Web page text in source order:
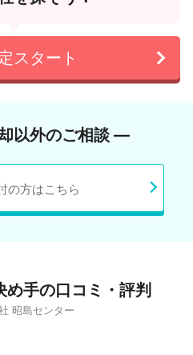
スタート
以外のご相談 ―
の方はこちら
手の口コミ・評判
昭島センター